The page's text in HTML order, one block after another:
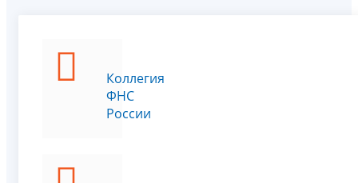
Коллегия
ФНС
России